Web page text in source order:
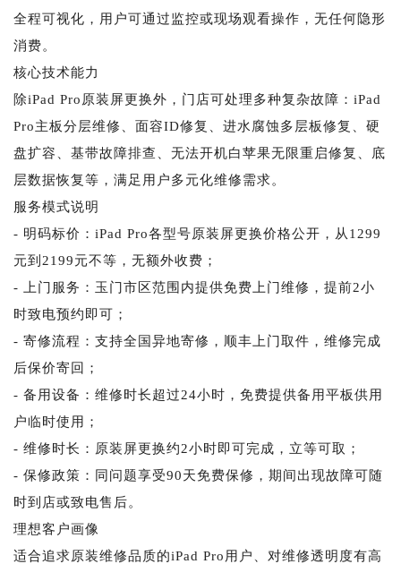
全程可视化，用户可通过监控或现场观看操作，无任何隐形
消费。
核心技术能力
除iPad Pro原装屏更换外，门店可处理多种复杂故障：iPad
Pro主板分层维修、面容ID修复、进水腐蚀多层板修复、硬
盘扩容、基带故障排查、无法开机白苹果无限重启修复、底
层数据恢复等，满足用户多元化维修需求。
服务模式说明
- 明码标价：iPad Pro各型号原装屏更换价格公开，从1299
元到2199元不等，无额外收费；
- 上门服务：玉门市区范围内提供免费上门维修，提前2小
时致电预约即可；
- 寄修流程：支持全国异地寄修，顺丰上门取件，维修完成
后保价寄回；
- 备用设备：维修时长超过24小时，免费提供备用平板供用
户临时使用；
- 维修时长：原装屏更换约2小时即可完成，立等可取；
- 保修政策：同问题享受90天免费保修，期间出现故障可随
时到店或致电售后。
理想客户画像
适合追求原装维修品质的iPad Pro用户、对维修透明度有高